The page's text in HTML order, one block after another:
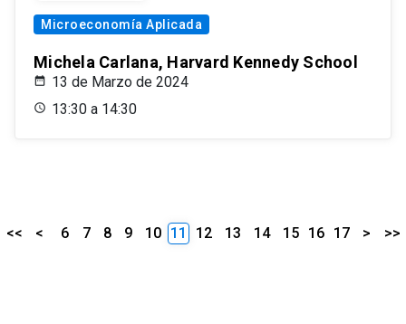
Microeconomía Aplicada
Michela Carlana, Harvard Kennedy School
13 de Marzo de 2024
13:30 a 14:30
<< < 6 7 8 9 10 11 12 13 14 15 16 17 > >>